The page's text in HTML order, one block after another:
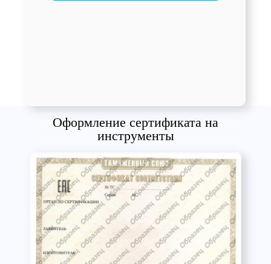
Оформление сертификата на
инструменты